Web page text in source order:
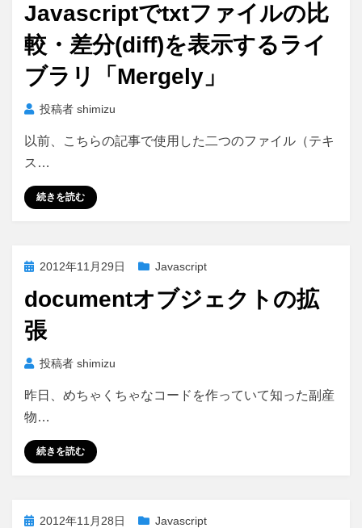
日:
Javascriptでtxtファイルの比
較・差分(diff)を表示するライ
ブラリ「Mergely」
投稿者 shimizu
以前、こちらの記事で使用した二つのファイル（テキ
ス…
続きを読む
投
日:
2012年11月29日 Javascript
documentオブジェクトの拡
張
投稿者 shimizu
昨日、めちゃくちゃなコードを作っていて知った副産
物…
続きを読む
投 2012年11月28日 Javascript